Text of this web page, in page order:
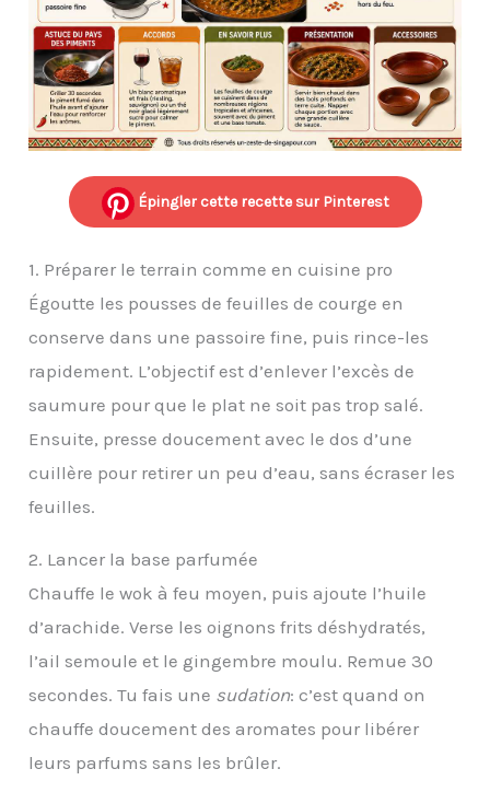
Épingler cette recette sur Pinterest
1. Préparer le terrain comme en cuisine pro
Égoutte les pousses de feuilles de courge en
conserve dans une passoire fine, puis rince-les
rapidement. L’objectif est d’enlever l’excès de
saumure pour que le plat ne soit pas trop salé.
Ensuite, presse doucement avec le dos d’une
cuillère pour retirer un peu d’eau, sans écraser les
feuilles.
2. Lancer la base parfumée
Chauffe le wok à feu moyen, puis ajoute l’huile
d’arachide. Verse les oignons frits déshydratés,
l’ail semoule et le gingembre moulu. Remue 30
secondes. Tu fais une sudation: c’est quand on
chauffe doucement des aromates pour libérer
leurs parfums sans les brûler.